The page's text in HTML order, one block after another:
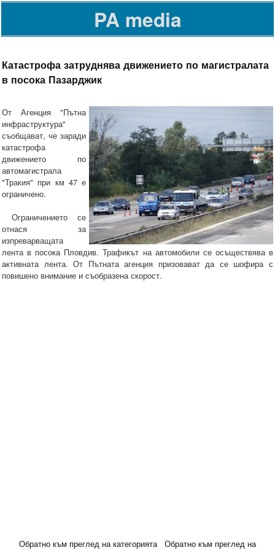
PA media
Катастрофа затруднява движението по магистралата
в посока Пазарджик
От Агенция "Пътна
инфраструктура"
съобщават, че заради
катастрофа
движението по
автомагистрала
"Тракия" при км 47 е
ограничено.
Ограничението се
отнася за
изпреварващата
лента в посока Пловдив. Трафикът на автомобили се осъществява в
активната лента. От Пътната агенция призовават да се шофира с
повишено внимание и съобразена скорост.
Обратно към преглед на категорията
Обратно към преглед на